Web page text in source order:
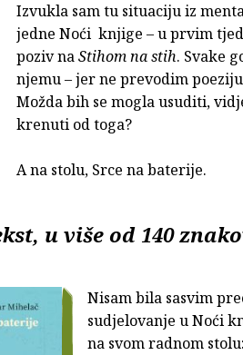
Izvukla sam tu situaciju iz
jedne Noći knjige – u prvim
poziv naStihom na stih. Svake
njemu – jer ne prevodim
Možda bih se mogla usuditi,
krenuti od toga?
A na stolu, Srce na baterije.
u više od 140
Nisam bila sasvim
sudjelovanje u Noći
na svom radnom